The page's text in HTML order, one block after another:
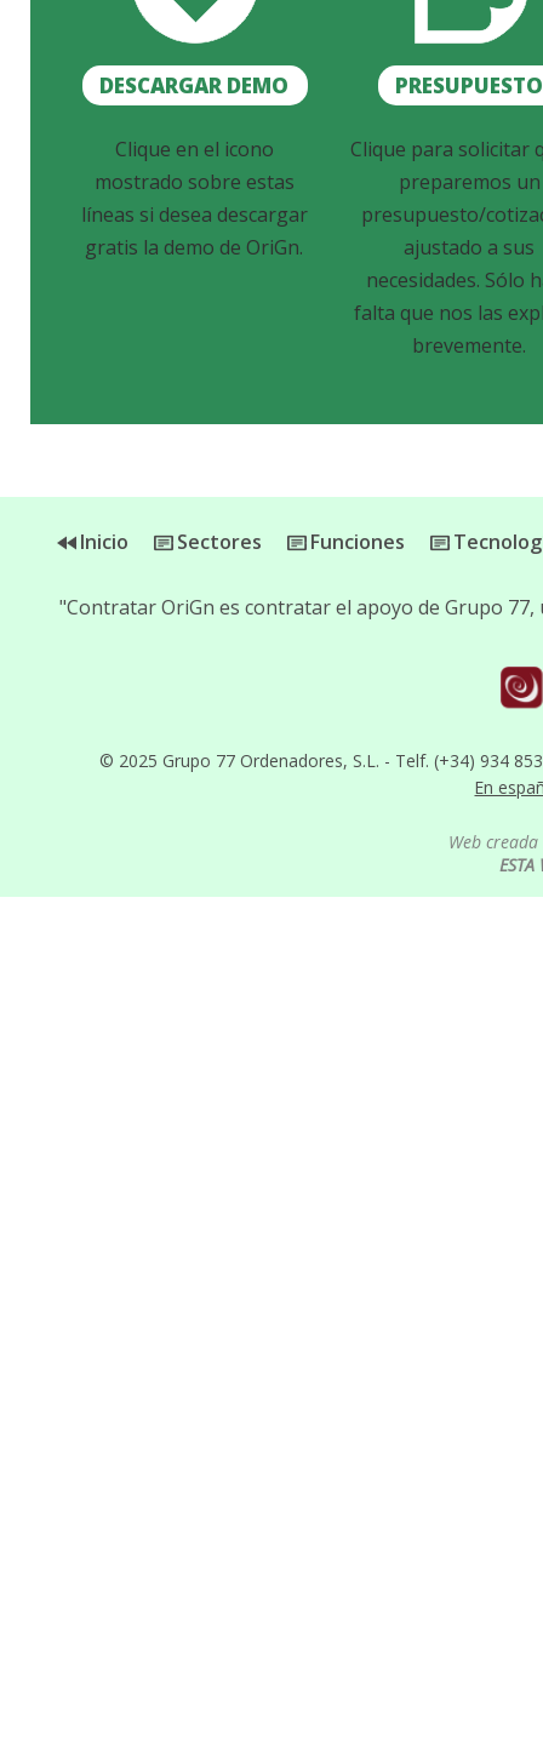
DESCARGAR DEMO PRESUPUESTO
Clique en el icono
mostrado sobre estas
líneas si desea descargar
gratis la demo de OriGn.
Clique para solicitar
preparemos un
presupuesto/
ajustado a sus
necesidades. Sólo
falta que nos las
brevemente.
Inicio Sectores Funciones
© 2025 Grupo 77 Ordenadores, S.L. - Telf. (+34) 934
En
"Contratar OriGn es contratar el apoyo de Grupo
Web
ESTA